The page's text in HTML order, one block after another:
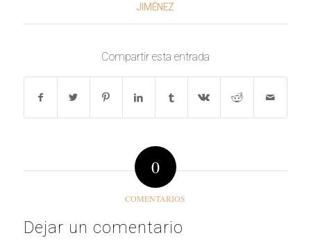
JIMÉNEZ
Compartir esta entrada
0
COMENTARIOS
Dejar un comentario